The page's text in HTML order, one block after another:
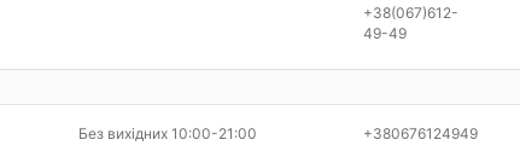
+38(067)612-
49-49
Без вихідних 10:00-21:00 +380676124949